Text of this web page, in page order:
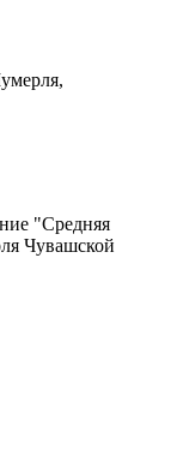
"Средняя
Чувашской